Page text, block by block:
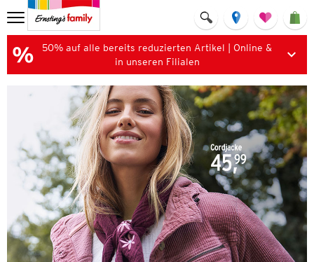
50% auf alle bereits reduzierten Artikel | Online &
in unseren Filialen